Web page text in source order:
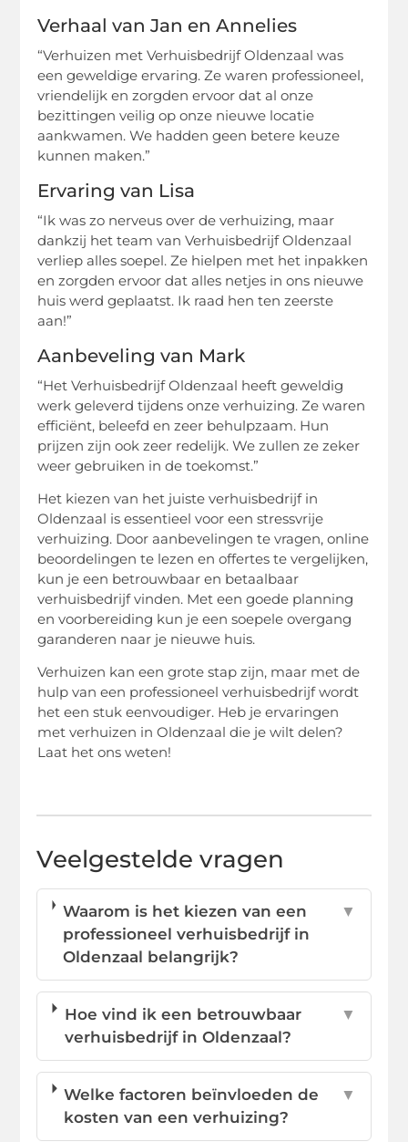
Verhaal van Jan en Annelies
“Verhuizen met Verhuisbedrijf Oldenzaal was
een geweldige ervaring. Ze waren professioneel,
vriendelijk en zorgden ervoor dat al onze
bezittingen veilig op onze nieuwe locatie
aankwamen. We hadden geen betere keuze
kunnen maken.”
Ervaring van Lisa
“Ik was zo nerveus over de verhuizing, maar
dankzij het team van Verhuisbedrijf Oldenzaal
verliep alles soepel. Ze hielpen met het inpakken
en zorgden ervoor dat alles netjes in ons nieuwe
huis werd geplaatst. Ik raad hen ten zeerste
aan!”
Aanbeveling van Mark
“Het Verhuisbedrijf Oldenzaal heeft geweldig
werk geleverd tijdens onze verhuizing. Ze waren
efficiënt, beleefd en zeer behulpzaam. Hun
prijzen zijn ook zeer redelijk. We zullen ze zeker
weer gebruiken in de toekomst.”
Het kiezen van het juiste verhuisbedrijf in
Oldenzaal is essentieel voor een stressvrije
verhuizing. Door aanbevelingen te vragen, online
beoordelingen te lezen en offertes te vergelijken,
kun je een betrouwbaar en betaalbaar
verhuisbedrijf vinden. Met een goede planning
en voorbereiding kun je een soepele overgang
garanderen naar je nieuwe huis.
Verhuizen kan een grote stap zijn, maar met de
hulp van een professioneel verhuisbedrijf wordt
het een stuk eenvoudiger. Heb je ervaringen
met verhuizen in Oldenzaal die je wilt delen?
Laat het ons weten!
Veelgestelde vragen
Waarom is het kiezen van een
professioneel verhuisbedrijf in
Oldenzaal belangrijk?
▼
Hoe vind ik een betrouwbaar
verhuisbedrijf in Oldenzaal?
▼
Welke factoren beïnvloeden de
kosten van een verhuizing?
▼